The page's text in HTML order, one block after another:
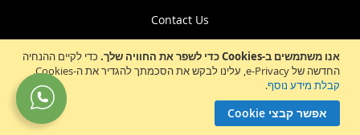
אנו משתמשים ב-Cookies כדי לשפר את החוויה שלך.
כדי לקיים ההנחיה
החדשה של e-Privacy, עלינו לבקש את הסכמתך להגדיר את ה-Cookies.
קבלת מידע נוסף.
אפשר קבצי Cookie
Sign
for
הרשמה לניוזלטר
Contact Us
Store Location